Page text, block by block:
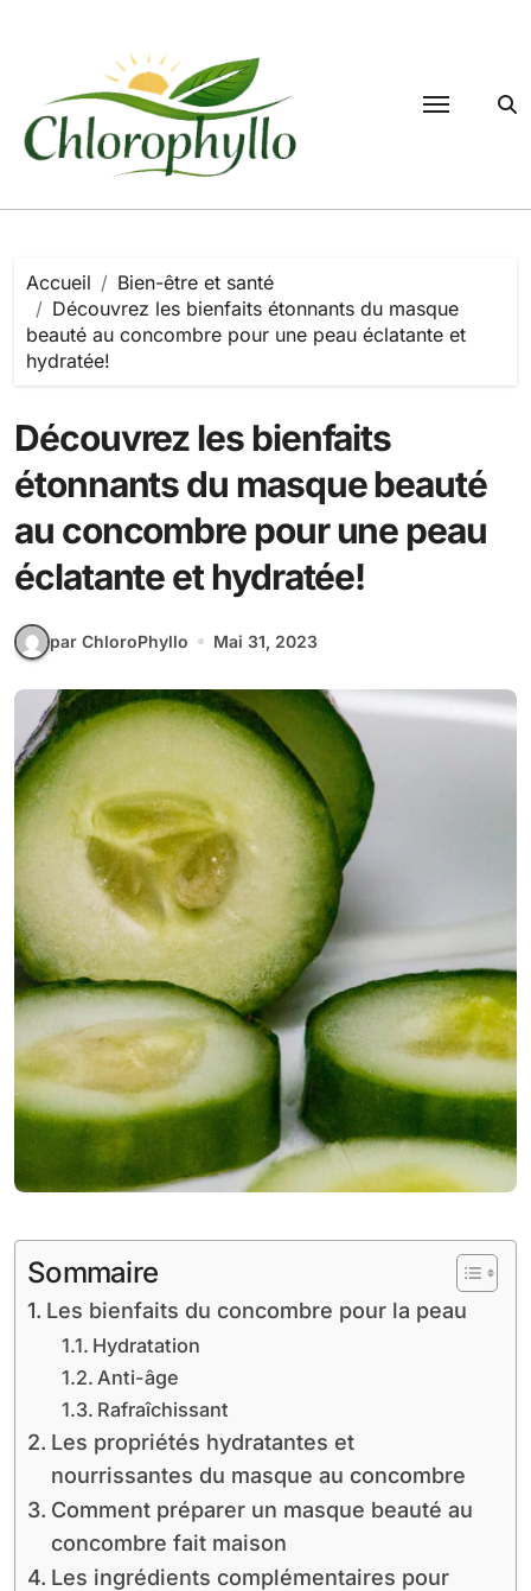
Accueil
Bien-être et santé
Découvrez les bienfaits étonnants du masque
beauté au concombre pour une peau éclatante et
hydratée!
Découvrez les bienfaits
étonnants du masque beauté
au concombre pour une peau
éclatante et hydratée!
par ChloroPhyllo Mai 31, 2023
Sommaire
Les bienfaits du concombre pour la peau
Hydratation
Anti-âge
Rafraîchissant
Les propriétés hydratantes et
nourrissantes du masque au concombre
Comment préparer un masque beauté au
concombre fait maison
Les ingrédients complémentaires pour